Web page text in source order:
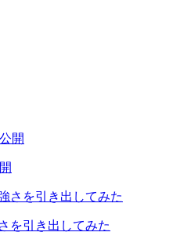
を引き出してみた